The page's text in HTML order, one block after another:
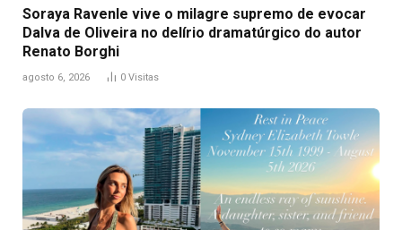
Soraya Ravenle vive o milagre supremo de evocar
Dalva de Oliveira no delírio dramatúrgico do autor
Renato Borghi
agosto 6, 2026 0 Visitas